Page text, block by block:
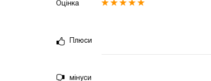
Оцінка
Плюси
мінуси